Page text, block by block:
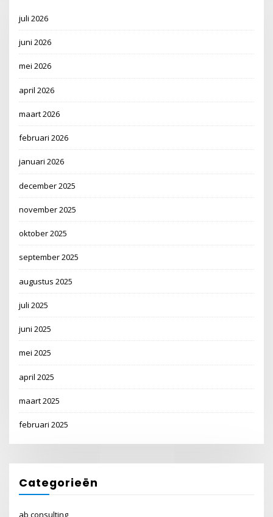
juli 2026
juni 2026
mei 2026
april 2026
maart 2026
februari 2026
januari 2026
december 2025
november 2025
oktober 2025
september 2025
augustus 2025
juli 2025
juni 2025
mei 2025
april 2025
maart 2025
februari 2025
Categorieën
ab consulting